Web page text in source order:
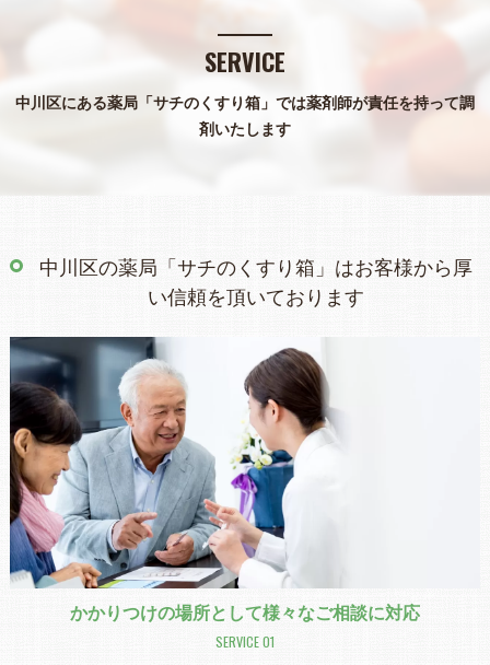
中川区にある薬局「サチのくすり箱」では薬剤師が責任を持って調
剤いたします
SERVICE
中川区の薬局「サチのくすり箱」はお客様から厚
い信頼を頂いております
かかりつけの場所として様々なご相談に対応
SERVICE 01